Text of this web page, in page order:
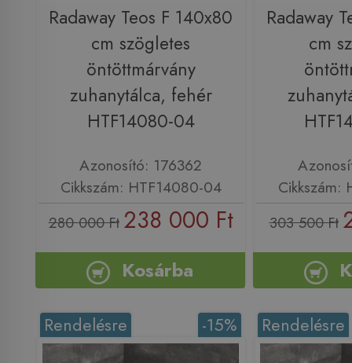
Radaway Teos F 140x80
cm szögletes
öntöttmárvány
zuhanytálca, fehér
HTF14080-04
Azonosító: 176362
Cikkszám: HTF14080-04
280 000 Ft 238 000 Ft
Kosárba
Radaway
cm
Cikkszám:
303 500 Ft
-15%
Rendelésre Rendelésre